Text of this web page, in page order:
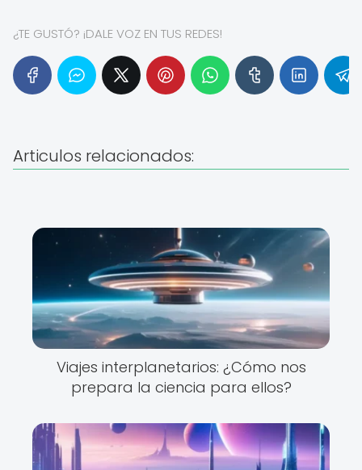
¿TE GUSTÓ? ¡DALE VOZ EN TUS REDES!
Articulos relacionados:
Viajes interplanetarios: ¿Cómo nos
prepara la ciencia para ellos?